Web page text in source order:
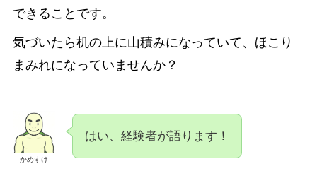
できることです。
気づいたら机の上に山積みになっていて、ほこり
まみれになっていませんか？
かめすけ
はい、経験者が語ります！